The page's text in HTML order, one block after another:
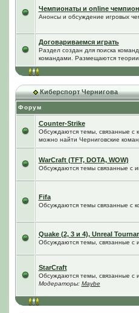
Чемпионаты и online
Анонсы и обсуждение игровых
Договариваемся играть
Раздел создан для поиска
командами. Размещаются
Киберспорт Чернигова
Форум
Counter-Strike
Обсуждаются темы, связанные с
можно найти Черниговские
WarCraft (TFT, DOTA, WOW)
Обсуждаются темы связанные с
Fifa
Обсуждаются темы связанные с
Quake (2, 3 и 4), Unreal
Обсуждаются темы, связанные с
StarCraft
Обсуждаются темы, связанные с
Модераторы: Maybe